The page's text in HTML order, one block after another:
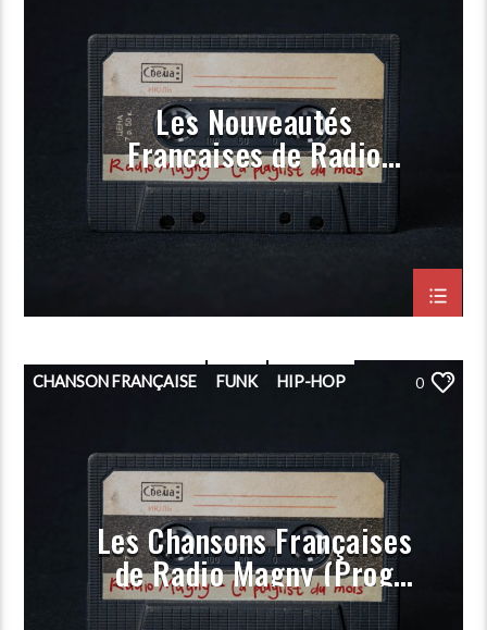
ROCK
Les Nouveautés
Françaises de Radio
Magny (Prog Aout 2023)
CHANSON FRANÇAISE FUNK HIP-HOP
ROCK
0
Les Chansons Françaises
de Radio Magny (Prog
Aout 2023)